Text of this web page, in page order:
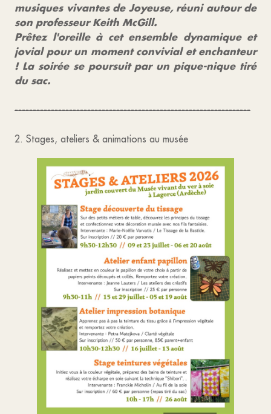
musiques vivantes de Joyeuse, réuni autour de
son professeur Keith McGill.
Prêtez l'oreille à cet ensemble dynamique et
jovial pour un moment convivial et enchanteur
! La soirée se poursuit par un pique-nique tiré
du sac.
-----------------------------------------------------------------
2. Stages, ateliers & animations au musée